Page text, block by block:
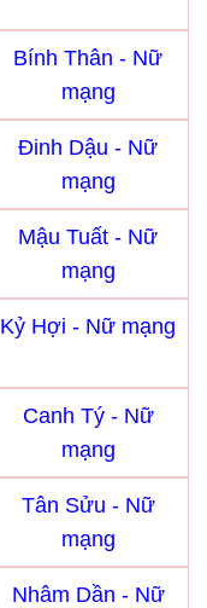
Bính Thân - Nữ
mạng
Đinh Dậu - Nữ
mạng
Mậu Tuất - Nữ
mạng
Kỷ Hợi - Nữ mạng
Canh Tý - Nữ
mạng
Tân Sửu - Nữ
mạng
Nhâm Dần - Nữ